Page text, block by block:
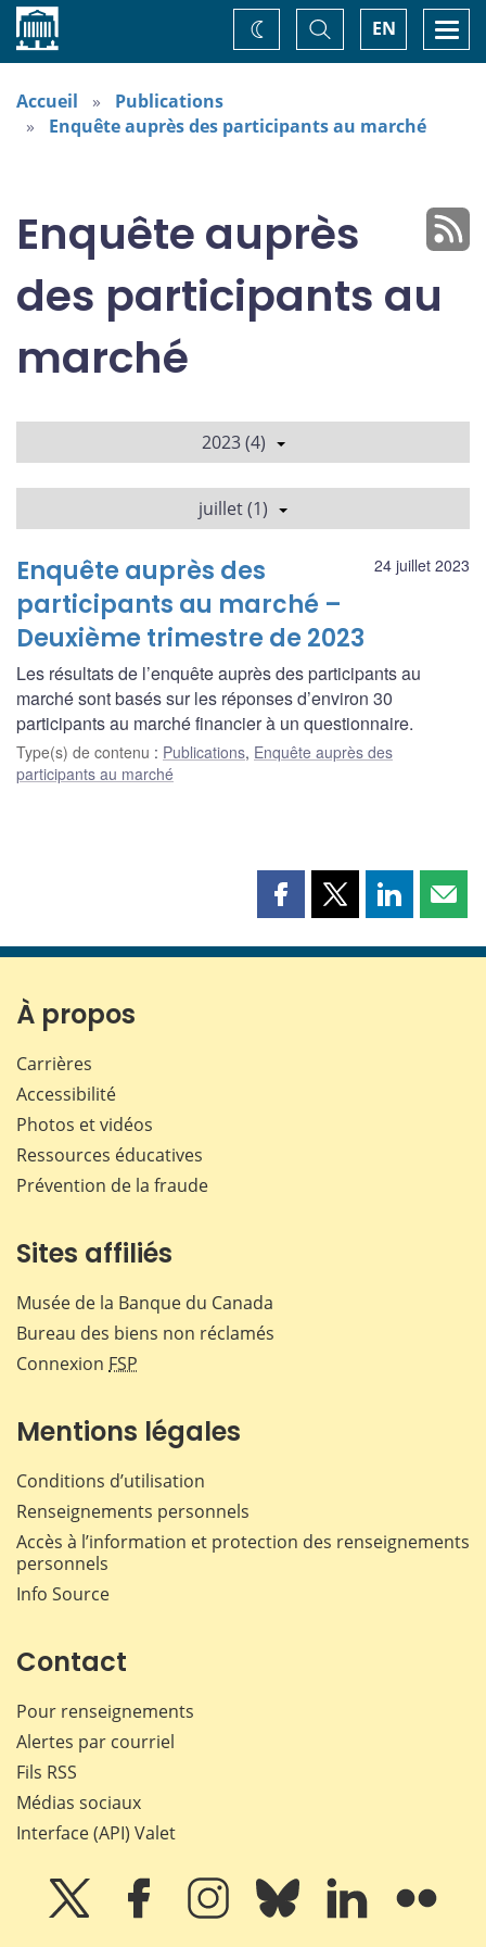
Accueil EN
Basculer
la
recherche
Changez
de
Accueil
Publications
Enquête auprès des participants au marché
Enquête auprès
des participants au
marché
2023 (4)
juillet (1)
24 juillet 2023
Enquête auprès des
participants au marché –
Deuxième trimestre de 2023
Les résultats de l’enquête auprès des participants au
marché sont basés sur les réponses d’environ 30
participants au marché financier à un questionnaire.
Type(s) de contenu : Publications, Enquête auprès des
participants au marché
Partager
page
Partager
page
Partager
page page
À propos
Carrières
Accessibilité
Photos et vidéos
Ressources éducatives
Prévention de la fraude
Sites affiliés
Musée de la Banque du Canada
Bureau des biens non réclamés
Connexion FSP
Mentions légales
Conditions d’utilisation
Renseignements personnels
Accès à l’information et protection des renseignements
personnels
Info Source
Contact
Pour renseignements
Alertes par courriel
Fils RSS
Médias sociaux
Interface (API) Valet